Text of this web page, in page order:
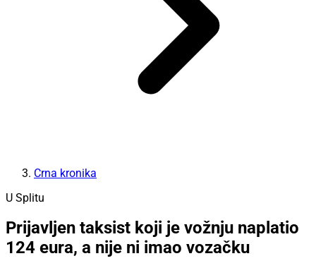
Crna kronika
U Splitu
Prijavljen taksist koji je vožnju naplatio
124 eura, a nije ni imao vozačku